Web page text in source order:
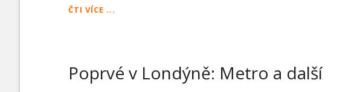
ČTI VÍCE ...
ATRAKCÍ
Poprvé v Londýně: Metro a další